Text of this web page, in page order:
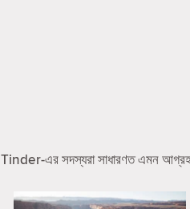
Tinder-এর সদস্যরা সাধারণত এমন আগ্রহ